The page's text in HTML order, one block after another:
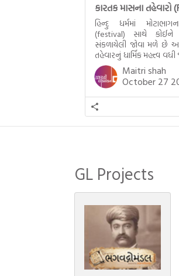
હિન્દુ ધર્મમાં
(festival) સાથે કોઈને
સંકળાયેલી જોવા મળે છે
તહેવારનું ધાર્મિક મહત્ત્વ
example, હાલમાં જ
દિવાળી(diwali)ની
અષાઢ મહિનામાં આવતી
અગિયારસથી લઈને
અગિયારસના રોજ
અગિયારસ વચ્ચે મોટેભાગે
સંસ્કાર, લગ્ન, દીક્ષાગ્રહણ,
Maitri shah
October 27
GL Projects